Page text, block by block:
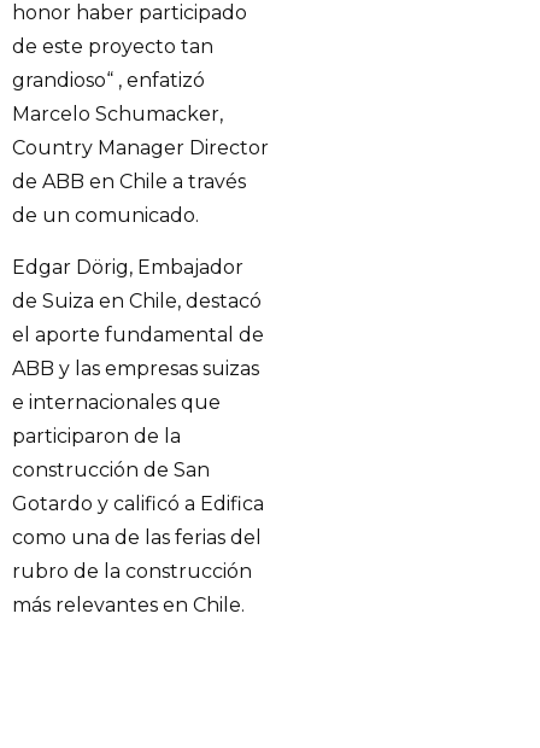
honor haber participado
de este proyecto tan
grandioso“ , enfatizó
Marcelo Schumacker,
Country Manager Director
de ABB en Chile a través
de un comunicado.
Edgar Dörig, Embajador
de Suiza en Chile, destacó
el aporte fundamental de
ABB y las empresas suizas
e internacionales que
participaron de la
construcción de San
Gotardo y calificó a Edifica
como una de las ferias del
rubro de la construcción
más relevantes en Chile.